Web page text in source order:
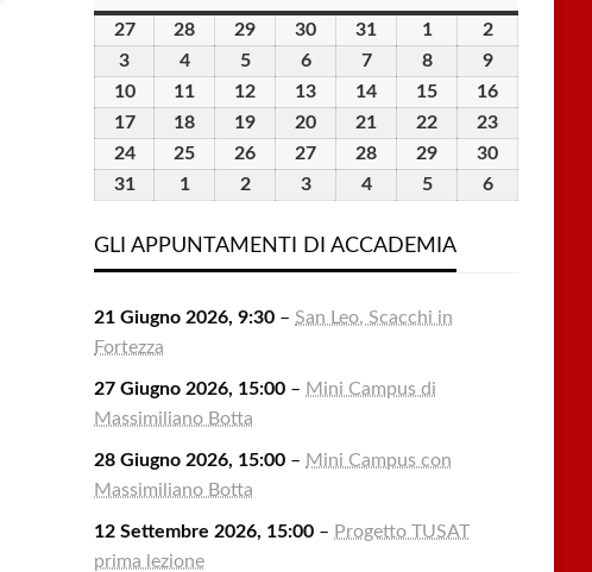
2727
Luglio
2026
28
Luglio
2026
29
Luglio
2026
30
Luglio
2026
31
Luglio
2026
11
Agosto
2026
22
Agosto
2026
3
Agosto
2026
44
Agosto
2026
55
Agosto
2026
66
Agosto
2026
77
Agosto
2026
88
Agosto
2026
99
Agosto
2026
1010
Agosto
2026
11
Agosto
2026
12
Agosto
2026
13
Agosto
2026
14
Agosto
2026
15
Agosto
2026
16
1717
Agosto
18
Agosto
19
Agosto
20
Agosto
21
Agosto
22
Agosto
23
2424
Agosto
25
Agosto
26
Agosto
27
Agosto
28
Agosto
29
Agosto
30
3131
2026
11
2026
22
2026
33
2026
44
2026
55
2026
66
GLI APPUNTAMENTI DI ACCADEMIA
21 Giugno 2026, 9:30 –San Leo, Scacchi in
Fortezza
27 Giugno 2026, 15:00 – Mini Campus di
Massimiliano Botta
28 Giugno 2026, 15:00 – Mini Campus con
Massimiliano Botta
12 Settembre 2026, 15:00 – Progetto TUSAT
prima lezione